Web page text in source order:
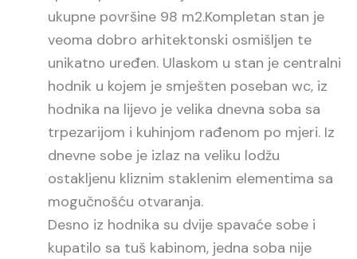
ukupne površine 98 m2.Kompletan stan je
veoma dobro arhitektonski osmišljen te
unikatno uređen. Ulaskom u stan je centralni
hodnik u kojem je smješten poseban wc, iz
hodnika na lijevo je velika dnevna soba sa
trpezarijom i kuhinjom rađenom po mjeri. Iz
dnevne sobe je izlaz na veliku lodžu
ostakljenu kliznim staklenim elementima sa
mogučnošću otvaranja.
Desno iz hodnika su dvije spavaće sobe i
kupatilo sa tuš kabinom, jedna soba nije